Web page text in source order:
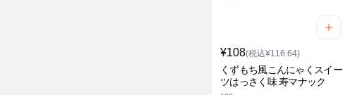
¥108(税込¥116.64)
くずもち風こんにゃくスイー
ツはっさく味 寿マナック